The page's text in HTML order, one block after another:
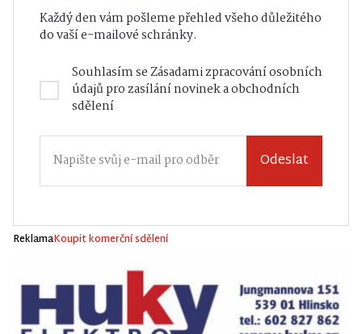
Každý den vám pošleme přehled všeho důležitého
do vaší e-mailové schránky.
Souhlasím seZásadami zpracování osobních
údajůpro zasílání novinek a obchodních
sdělení
Odeslat
ReklamaKoupit komerční sdělení